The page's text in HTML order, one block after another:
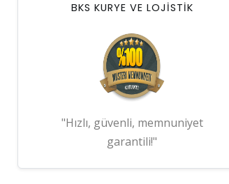
BKS KURYE VE LOJİSTİK
"Hızlı, güvenli, memnuniyet
garantili!"